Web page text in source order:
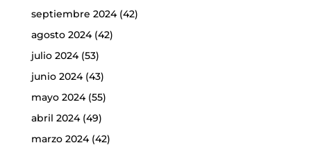
septiembre 2024(42)
agosto 2024(42)
julio 2024(53)
junio 2024(43)
mayo 2024(55)
abril 2024(49)
marzo 2024(42)